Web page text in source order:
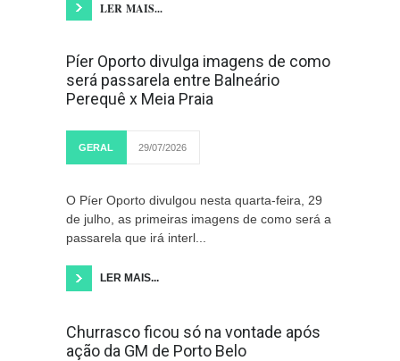
LER MAIS...
Píer Oporto divulga imagens de como
será passarela entre Balneário
Perequê x Meia Praia
GERAL 29/07/2026
O Píer Oporto divulgou nesta quarta-feira, 29
de julho, as primeiras imagens de como será a
passarela que irá interl...
LER MAIS...
Churrasco ficou só na vontade após
ação da GM de Porto Belo